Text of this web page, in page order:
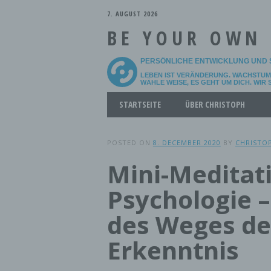
7. AUGUST 2026
BE YOUR OWN
PERSÖNLICHE ENTWICKLUNG UND
LEBEN IST VERÄNDERUNG.
WÄHLE WEISE, ES GEHT UM DICH. WIR
Main menu
STARTSEITE ÜBER CHRISTOPH
POSTED ON 8. DECEMBER 2020 BY
Mini-
Psychologie
des Weges
Erkenntnis